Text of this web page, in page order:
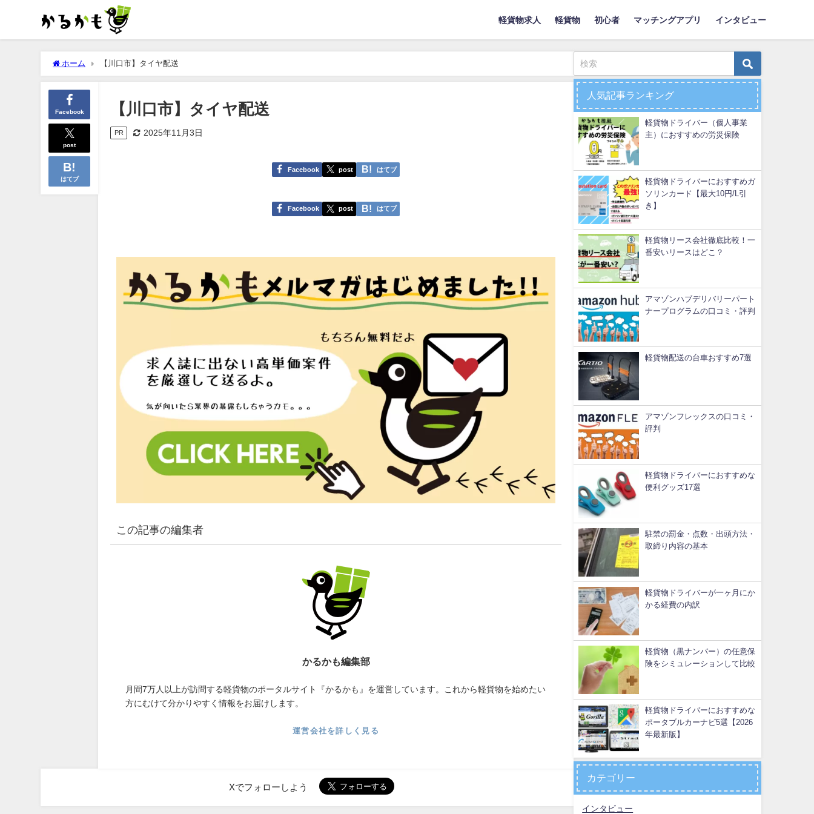
軽貨物求人 軽貨物 初心者 マッチングアプリ インタビュー
ホーム 【川口市】タイヤ配送
Facebook
post
はてブ
【川口市】タイヤ配送
PR 2025年11月3日
Facebook post はてブ
Facebook post はてブ
この記事の編集者
かるかも編集部
月間7万人以上が訪問する軽貨物のポータルサイト『かるかも』を運営しています。これから軽貨物を始めたい
方にむけて分かりやすく情報をお届けします。
運営会社を詳しく見る
Xでフォローしよう
人気記事ランキング
軽貨物ドライバー（個人事業
主）におすすめの労災保険
軽貨物ドライバーにおすすめガ
ソリンカード【最大10円/L引
き】
軽貨物リース会社徹底比較！一
番安いリースはどこ？
アマゾンハブデリバリーパート
ナープログラムの口コミ・評判
軽貨物配送の台車おすすめ7選
アマゾンフレックスの口コミ・
評判
軽貨物ドライバーにおすすめな
便利グッズ17選
駐禁の罰金・点数・出頭方法・
取締り内容の基本
軽貨物ドライバーが一ヶ月にか
かる経費の内訳
軽貨物（黒ナンバー）の任意保
険をシミュレーションして比較
軽貨物ドライバーにおすすめな
ポータブルカーナビ5選【2026
年最新版】
カテゴリー
インタビュー